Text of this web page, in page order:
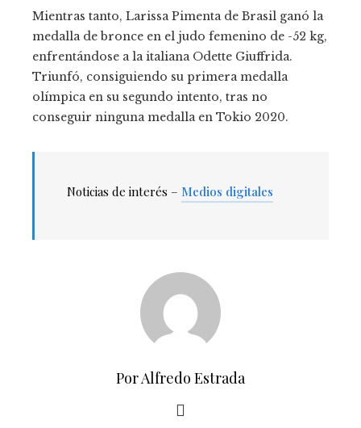
Mientras tanto, Larissa Pimenta de Brasil ganó la
medalla de bronce en el judo femenino de -52 kg,
enfrentándose a la italiana Odette Giuffrida.
Triunfó, consiguiendo su primera medalla
olímpica en su segundo intento, tras no
conseguir ninguna medalla en Tokio 2020.
Noticias de interés – Medios digitales
Por Alfredo Estrada